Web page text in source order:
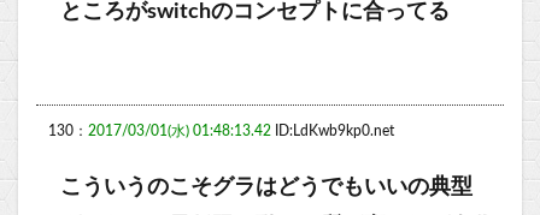
ところがswitchのコンセプトに合ってる
130： 2017/03/01(水) 01:48:13.42 ID:LdKwb9kp0.net
こういうのこそグラはどうでもいいの典型